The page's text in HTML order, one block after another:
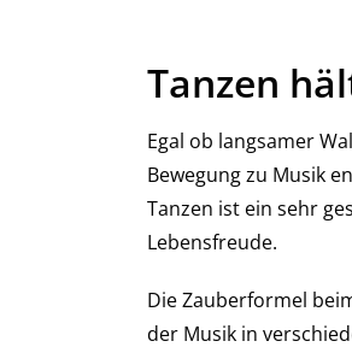
Tanzen
Egal ob langsamer
Bewegung zu Musik
Tanzen ist ein sehr
Lebensfreude.
Die Zauberformel
der Musik in